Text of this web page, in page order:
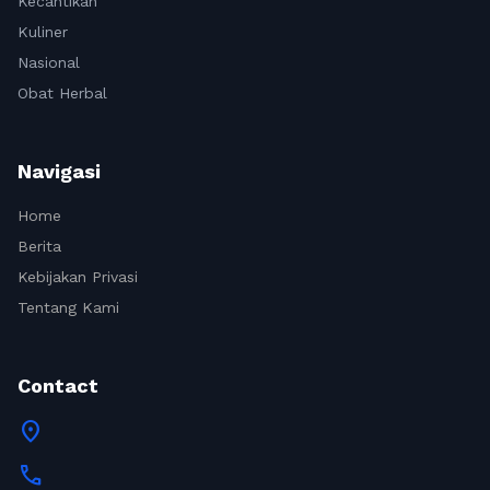
Kuliner
Nasional
Obat Herbal
Navigasi
Home
Berita
Kebijakan Privasi
Tentang Kami
Contact
location_on
call